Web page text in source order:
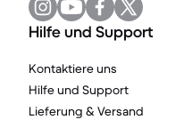
Hilfe und Support
Kontaktiere uns
Hilfe und Support
Lieferung & Versand